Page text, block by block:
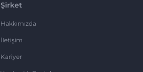
Şirket
Hakkımızda
İletişim
Kariyer